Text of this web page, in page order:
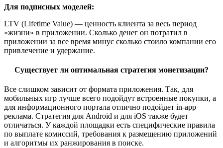
Для подписных моделей:
LTV (Lifetime Value) — ценность клиента за весь период
«жизни» в приложении. Сколько денег он потратил в
приложении за все время минус сколько стоило компании его
привлечение и удержание.
Существует ли оптимальная стратегия монетизации?
Все слишком зависит от формата приложения. Так, для
мобильных игр лучше всего подойдут встроенные покупки, а
для информационного портала отлично подойдет in-app
реклама. Стратегия для Android и для iOS также будет
отличаться. У каждой площадки есть специфические правила
по выплате комиссий, требования к размещению приложений
и алгоритмы их ранжирования в поиске.